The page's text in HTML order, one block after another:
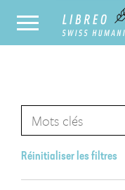
Réinitialiser les filtres